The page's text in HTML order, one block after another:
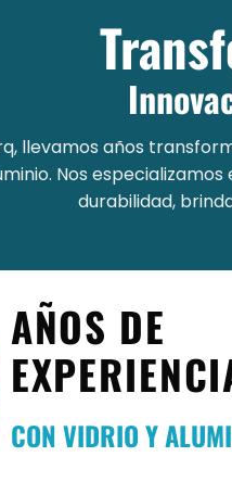
llevamos años
Nos
durabilidad,
AÑOS DE
CON VIDRIO Y